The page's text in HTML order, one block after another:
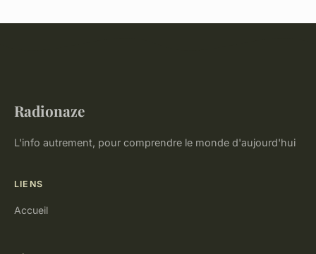
Radionaze
L'info autrement, pour comprendre le monde d'aujourd'hui
LIENS
Accueil